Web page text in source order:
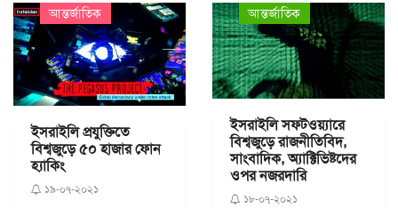
আন্তর্জাতিক
ইসরাইলি প্রযুক্তিতে
বিশ্বজুড়ে ৫০ হাজার ফোন
হ্যাকিং
১৯-০৭-২০২১
আন্তর্জাতিক
ইসরাইলি সফটওয়্যারে
বিশ্বজুড়ে রাজনীতিবিদ,
সাংবাদিক, অ্যাক্টিভিষ্টদের
ওপর নজরদারি
১৮-০৭-২০২১